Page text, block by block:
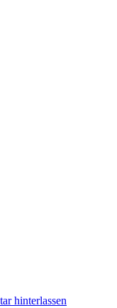
hinterlassen